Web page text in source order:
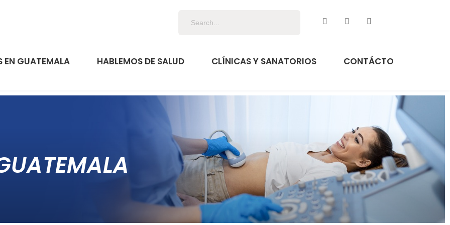
EN GUATEMALA HABLEMOS DE SALUD CLÍNICAS Y SANATORIOS CONTÁCTO